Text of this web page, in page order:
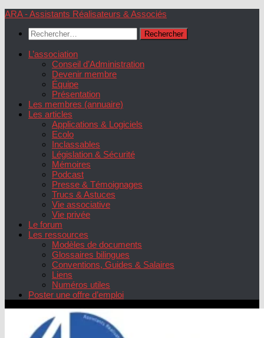
Skip
content
ARA - Assistants Réalisateurs & Associés
Rechercher :
L’association
Conseil d’Administration
Devenir membre
Équipe
Présentation
Les membres (annuaire)
Les articles
Applications & Logiciels
Ecolo
Inclassables
Législation & Sécurité
Mémoires
Podcast
Presse & Témoignages
Trucs & Astuces
Vie associative
Vie privée
Le forum
Les ressources
Modèles de documents
Glossaires bilingues
Conventions, Guides & Salaires
Liens
Numéros utiles
Poster une offre d’emploi